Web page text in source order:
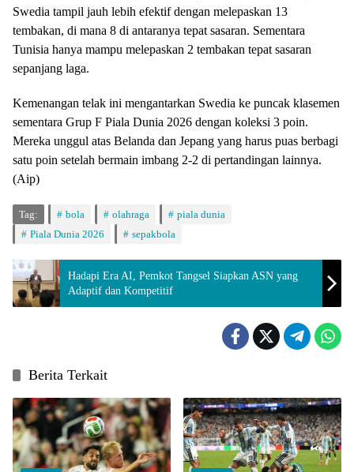
Swedia tampil jauh lebih efektif dengan melepaskan 13
tembakan, di mana 8 di antaranya tepat sasaran. Sementara
Tunisia hanya mampu melepaskan 2 tembakan tepat sasaran
sepanjang laga.
Kemenangan telak ini mengantarkan Swedia ke puncak klasemen
sementara Grup F Piala Dunia 2026 dengan koleksi 3 poin.
Mereka unggul atas Belanda dan Jepang yang harus puas berbagi
satu poin setelah bermain imbang 2-2 di pertandingan lainnya.
(Aip)
Tag: bola olahraga
piala dunia
Piala Dunia 2026
sepakbola
Hadapi Era AI, Pemkot Tangsel Siapkan ASN yang
Adaptif dan Kompetitif
Berita Terkait